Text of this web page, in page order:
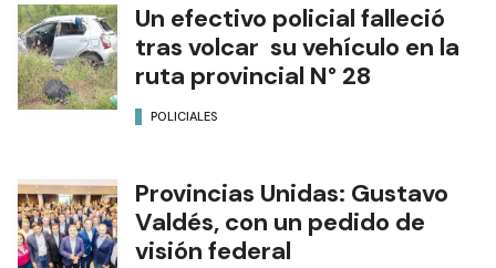
Un efectivo policial falleció
tras volcar su vehículo en la
ruta provincial N° 28
POLICIALES
Provincias Unidas: Gustavo
Valdés, con un pedido de
visión federal